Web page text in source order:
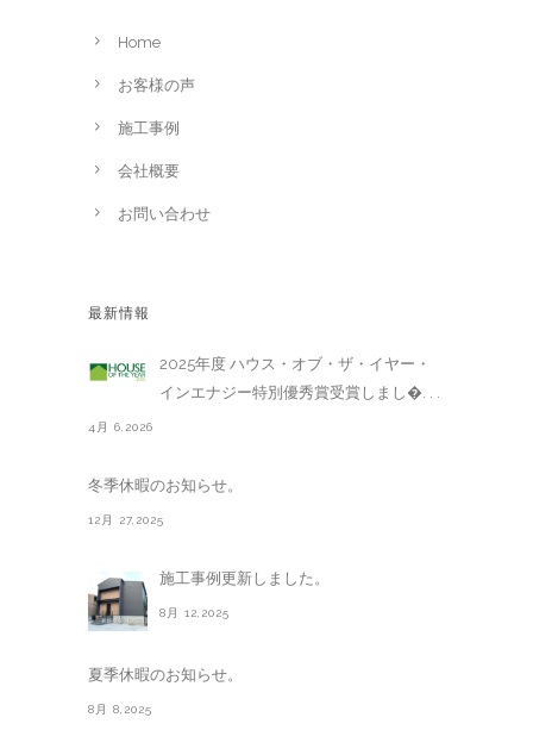
Home
お客様の声
施工事例
会社概要
お問い合わせ
最新情報
2025年度 ハウス・オブ・ザ・イヤー・
インエナジー特別優秀賞受賞しまし�. . .
4月 6,2026
冬季休暇のお知らせ。
12月 27,2025
施工事例更新しました。
8月 12,2025
夏季休暇のお知らせ。
8月 8,2025